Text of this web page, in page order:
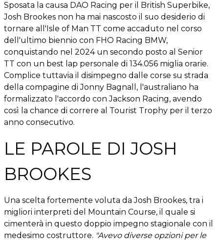
Sposata la causa DAO Racing per il British Superbike,
Josh Brookes non ha mai nascosto il suo desiderio di
tornare all'Isle of Man TT come accaduto nel corso
dell'ultimo biennio con FHO Racing BMW,
conquistando nel 2024 un secondo posto al Senior
TT con un best lap personale di 134.056 miglia orarie.
Complice tuttavia il disimpegno dalle corse su strada
della compagine di Jonny Bagnall, l'australiano ha
formalizzato l'accordo con Jackson Racing, avendo
così la chance di correre al Tourist Trophy per il terzo
anno consecutivo.
LE PAROLE DI JOSH
BROOKES
Una scelta fortemente voluta da Josh Brookes, tra i
migliori interpreti del Mountain Course, il quale si
cimenterà in questo doppio impegno stagionale con il
medesimo costruttore. "Avevo diverse opzioni per le